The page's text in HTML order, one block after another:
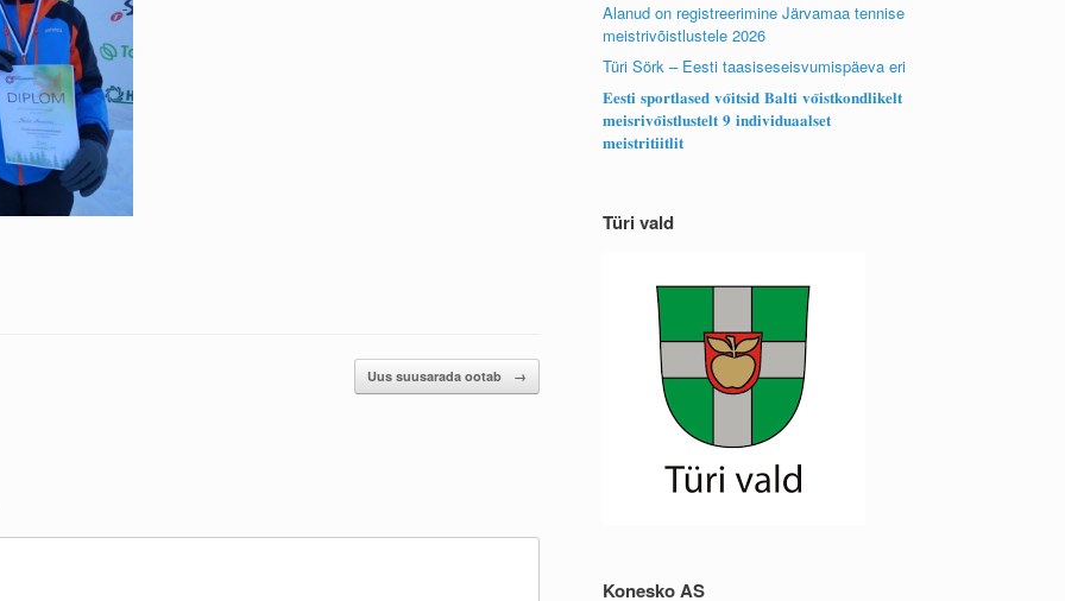
Uus suusarada ootab →
Alanud on registreerimine Järvamaa tennise
meistrivõistlustele 2026
Türi Sörk – Eesti taasiseseisvumispäeva eri
𝐄𝐞𝐬𝐭𝐢 𝐬𝐩𝐨𝐫𝐭𝐥𝐚𝐬𝐞𝐝 𝐯𝐨̃𝐢𝐭𝐬𝐢𝐝 𝐁𝐚𝐥𝐭𝐢 𝐯𝐨̃𝐢𝐬𝐭𝐤𝐨𝐧𝐝𝐥𝐢𝐤𝐞𝐥𝐭
𝐦𝐞𝐢𝐬𝐫𝐢𝐯𝐨̃𝐢𝐬𝐭𝐥𝐮𝐬𝐭𝐞𝐥𝐭 𝟗 𝐢𝐧𝐝𝐢𝐯𝐢𝐝𝐮𝐚𝐚𝐥𝐬𝐞𝐭
𝐦𝐞𝐢𝐬𝐭𝐫𝐢𝐭𝐢𝐢𝐭𝐥𝐢𝐭
Türi vald
Konesko AS